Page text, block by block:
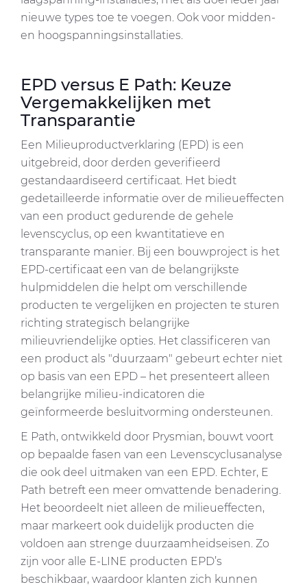
of their services.
nieuwe types toe te voegen. Ook voor midden-
en hoogspanningsinstallaties.
EPD versus E Path: Keuze
Vergemakkelijken met
Transparantie
Een Milieuproductverklaring (EPD) is een
uitgebreid, door derden geverifieerd
gestandaardiseerd certificaat. Het biedt
gedetailleerde informatie over de milieueffecten
van een product gedurende de gehele
levenscyclus, op een kwantitatieve en
transparante manier. Bij een bouwproject is het
EPD-certificaat een van de belangrijkste
hulpmiddelen die helpt om verschillende
producten te vergelijken en projecten te sturen
richting strategisch belangrijke
milieuvriendelijke opties. Het classificeren van
een product als "duurzaam" gebeurt echter niet
op basis van een EPD – het presenteert alleen
belangrijke milieu-indicatoren die
geïnformeerde besluitvorming ondersteunen.
E Path, ontwikkeld door Prysmian, bouwt voort
op bepaalde fasen van een Levenscyclusanalyse
die ook deel uitmaken van een EPD. Echter, E
Path betreft een meer omvattende benadering.
Het beoordeelt niet alleen de milieueffecten,
maar markeert ook duidelijk producten die
voldoen aan strenge duurzaamheidseisen. Zo
zijn voor alle E-LINE producten EPD’s
beschikbaar, waardoor klanten zich kunnen